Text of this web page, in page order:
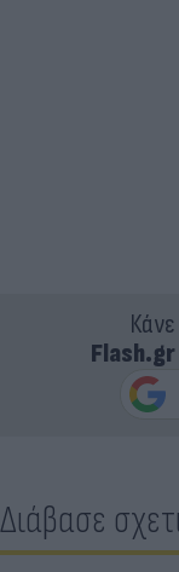
Flash.gr
Διάβασε